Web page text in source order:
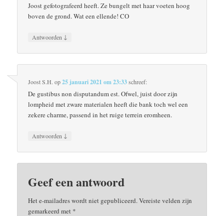
Joost gefotografeerd heeft. Ze bungelt met haar voeten hoog
boven de grond. Wat een ellende! CO
Antwoorden ↓
Joost S.H. op25 januari 2021 om 23:33schreef:
De gustibus non disputandum est. Ofwel, juist door zijn
lompheid met zware materialen heeft die bank toch wel een
zekere charme, passend in het ruige terrein eromheen.
Antwoorden ↓
Geef een antwoord
Het e-mailadres wordt niet gepubliceerd. Vereiste velden zijn
gemarkeerd met *